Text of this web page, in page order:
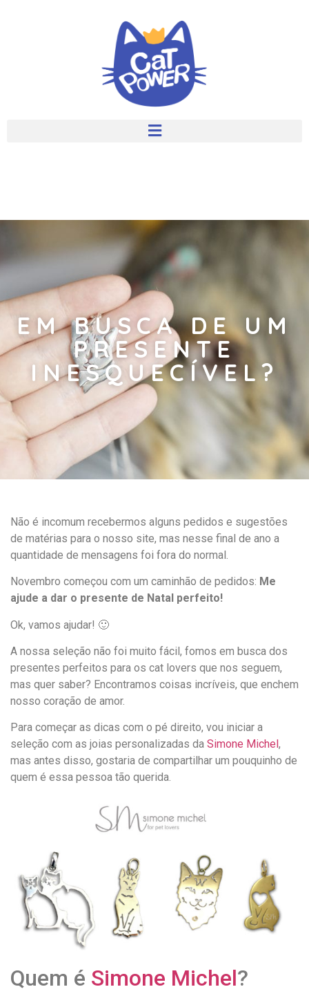
EM BUSCA DE UM
PRESENTE
INESQUECÍVEL?
Não é incomum recebermos alguns pedidos e sugestões
de matérias para o nosso site, mas nesse final de ano a
quantidade de mensagens foi fora do normal.
Novembro começou com um caminhão de pedidos: Me
ajude a dar o presente de Natal perfeito!
Ok, vamos ajudar! 🙂
A nossa seleção não foi muito fácil, fomos em busca dos
presentes perfeitos para os cat lovers que nos seguem,
mas quer saber? Encontramos coisas incríveis, que enchem
nosso coração de amor.
Para começar as dicas com o pé direito, vou iniciar a
seleção com as joias personalizadas da Simone Michel ,
mas antes disso, gostaria de compartilhar um pouquinho de
quem é essa pessoa tão querida.
Quem é Simone Michel?